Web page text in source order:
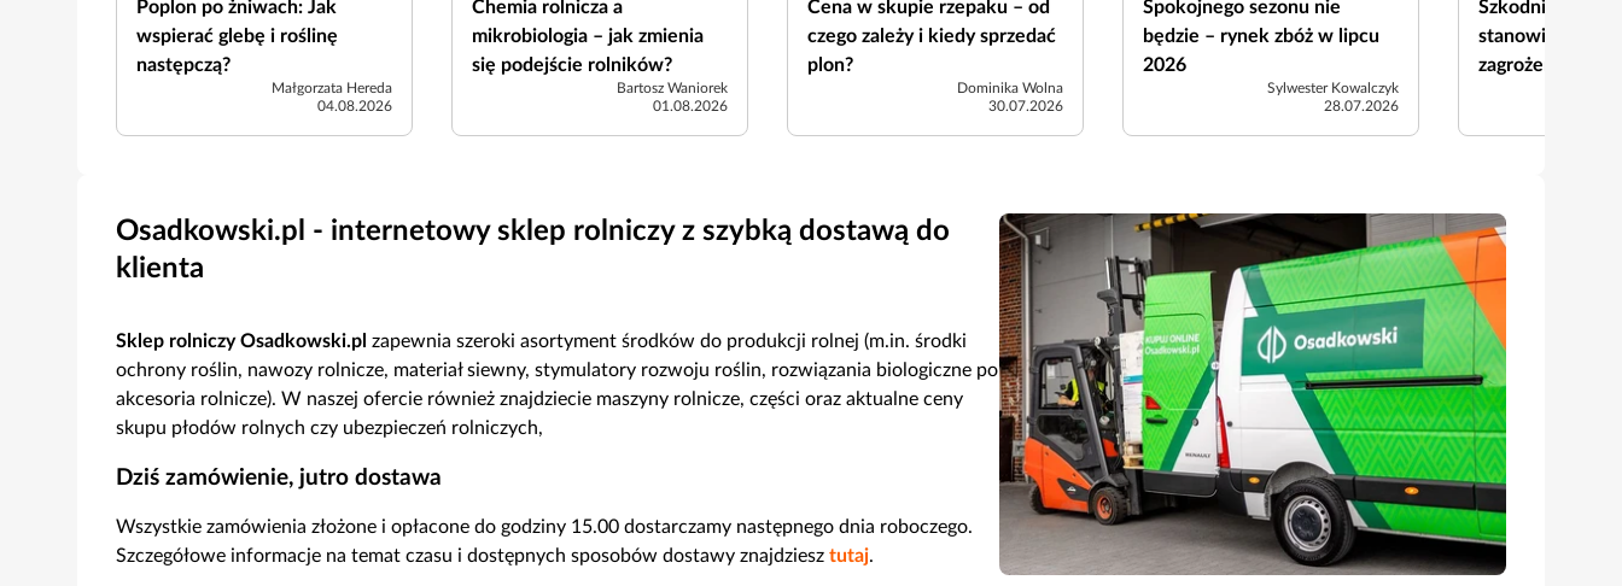
Poplon po żniwach: Jak
wspierać glebę i roślinę
następczą?
Małgorzata Hereda
04.08.2026
Chemia rolnicza a
mikrobiologia – jak zmienia
się podejście rolników?
Bartosz Waniorek
01.08.2026
Cena w skupie rzepaku – od
czego zależy i kiedy sprzedać
plon?
Dominika Wolna
30.07.2026
Spokojnego sezonu nie
będzie – rynek zbóż w lipcu
2026
Sylwester Kowalczyk
28.07.2026
Szkodniki zbóż
stanowią tak
zagrożenie?
Osadkowski.pl - internetowy sklep rolniczy z szybką dostawą do
klienta
Sklep rolniczy Osadkowski.pl zapewnia szeroki asortyment środków do produkcji rolnej (m.in. środki
ochrony roślin, nawozy rolnicze, materiał siewny, stymulatory rozwoju roślin, rozwiązania biologiczne po
akcesoria rolnicze). W naszej ofercie również znajdziecie maszyny rolnicze, części oraz aktualne ceny
skupu płodów rolnych czy ubezpieczeń rolniczych,
Dziś zamówienie, jutro dostawa
Wszystkie zamówienia złożone i opłacone do godziny 15.00 dostarczamy następnego dnia roboczego.
Szczegółowe informacje na temat czasu i dostępnych sposobów dostawy znajdziesz tutaj.